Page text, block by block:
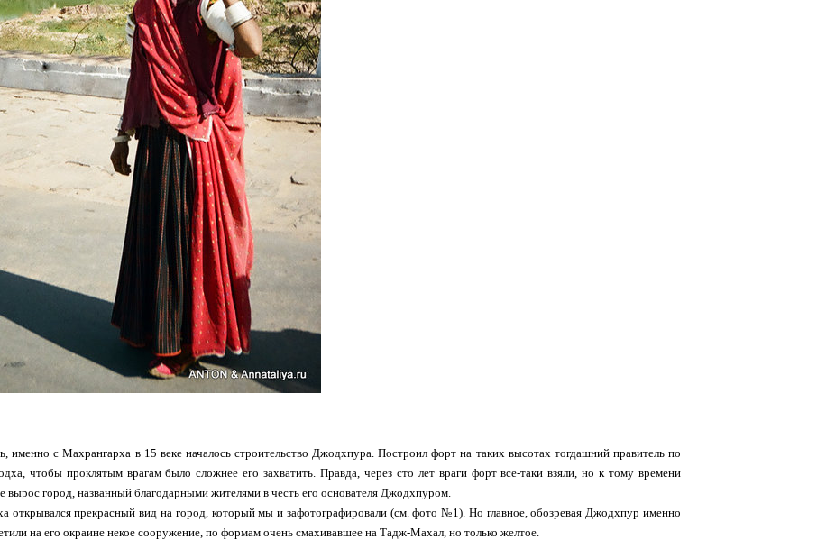
именно с Махрангарха в 15 веке началось строительство Джодхпура. Построил форт на таких высотах тогдашний правитель по
чтобы проклятым врагам было сложнее его захватить. Правда, через сто лет враги форт все-таки взяли, но к тому времени
вырос город, названный благодарными жителями в честь его основателя Джодхпуром.
открывался прекрасный вид на город, который мы и зафотографировали (см. фото №1). Но главное, обозревая Джодхпур именно
на его окраине некое сооружение, по формам очень смахивавшее на Тадж-Махал, но только желтое.